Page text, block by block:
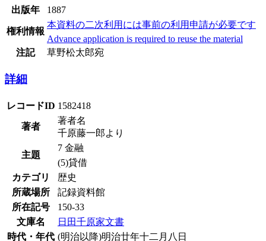
出版年
1887
権利情報
本資料の二次利用には事前の利用申請が必要です
Advance application is required to reuse the material
注記
草野松太郎宛
詳細
レコードID 1582418
著者
著者名
千原藤一郎より
主題
7 金融
(5)貸借
カテゴリ
歴史
所蔵場所
記録資料館
所在記号
150-33
文庫名
日田千原家文書
時代・年代 (明治以降)明治廿年十二月八日